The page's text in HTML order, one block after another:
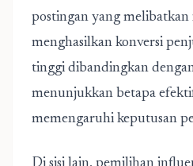
postingan yang
menghasilkan konversi
tinggi dibandingkan
menunjukkan betapa
memengaruhi keputusan